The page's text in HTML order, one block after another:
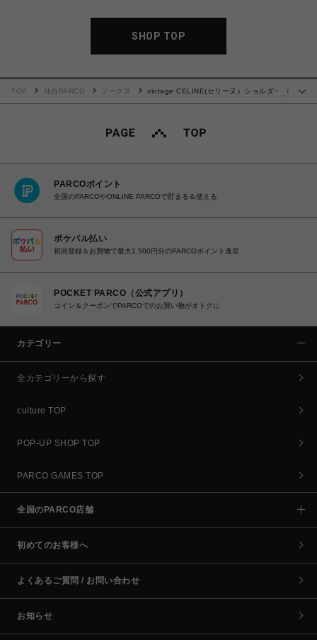
SHOP TOP
TOP 仙台PARCO ノークス
vintage CELINE(セリーヌ）ショルダーバ
PARCOポイント
全国のPARCOやONLINE PARCOで貯まる＆使える
ポケパル払い
初回登録＆お買物で最大1,500円分のPARCOポイント進呈
POCKET PARCO（公式アプリ）
コイン＆クーポンでPARCOでのお買い物がオトクに
カテゴリー
全カテゴリーから探す
culture TOP
POP-UP SHOP TOP
PARCO GAMES TOP
全国のPARCO店舗
初めてのお客様へ
よくあるご質問 / お問い合わせ
お知らせ